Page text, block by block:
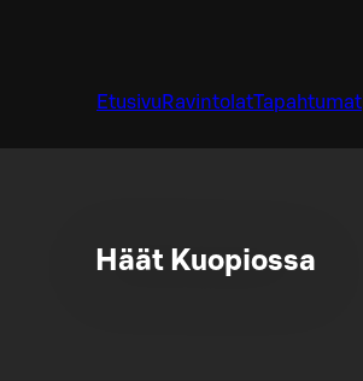
Etusivu RavintolatTapahtumat
Häät Kuopiossa